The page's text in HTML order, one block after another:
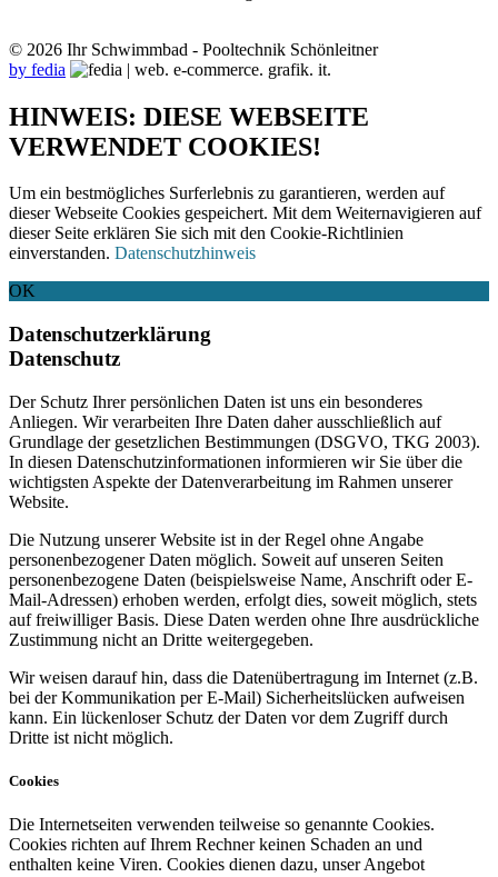
© 2026 Ihr Schwimmbad - Pooltechnik Schönleitner
by fedia
HINWEIS: DIESE WEBSEITE
VERWENDET COOKIES!
Um ein bestmögliches Surferlebnis zu garantieren, werden auf
dieser Webseite Cookies gespeichert. Mit dem Weiternavigieren auf
dieser Seite erklären Sie sich mit den Cookie-Richtlinien
einverstanden. Datenschutzhinweis
OK
Datenschutzerklärung
Datenschutz
Der Schutz Ihrer persönlichen Daten ist uns ein besonderes
Anliegen. Wir verarbeiten Ihre Daten daher ausschließlich auf
Grundlage der gesetzlichen Bestimmungen (DSGVO, TKG 2003).
In diesen Datenschutzinformationen informieren wir Sie über die
wichtigsten Aspekte der Datenverarbeitung im Rahmen unserer
Website.
Die Nutzung unserer Website ist in der Regel ohne Angabe
personenbezogener Daten möglich. Soweit auf unseren Seiten
personenbezogene Daten (beispielsweise Name, Anschrift oder E-
Mail-Adressen) erhoben werden, erfolgt dies, soweit möglich, stets
auf freiwilliger Basis. Diese Daten werden ohne Ihre ausdrückliche
Zustimmung nicht an Dritte weitergegeben.
Wir weisen darauf hin, dass die Datenübertragung im Internet (z.B.
bei der Kommunikation per E-Mail) Sicherheitslücken aufweisen
kann. Ein lückenloser Schutz der Daten vor dem Zugriff durch
Dritte ist nicht möglich.
Cookies
Die Internetseiten verwenden teilweise so genannte Cookies.
Cookies richten auf Ihrem Rechner keinen Schaden an und
enthalten keine Viren. Cookies dienen dazu, unser Angebot